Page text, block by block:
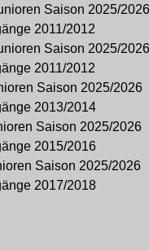
Saison 2025/2026
2011/2012
Saison 2025/2026
2011/2012
Saison 2025/2026
2013/2014
Saison 2025/2026
2015/2016
Saison 2025/2026
2017/2018